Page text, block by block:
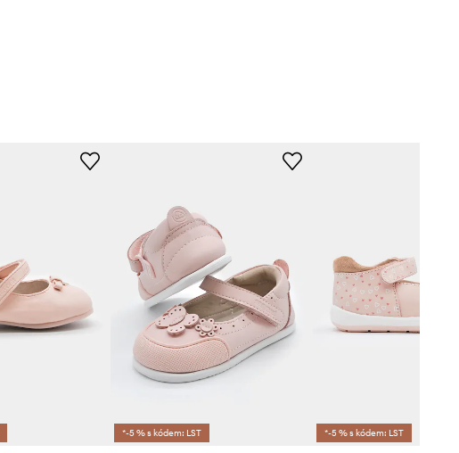
*-5 % s kódem: LST *-5 % s kódem: LST